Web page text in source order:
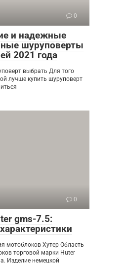
0
и надежные
шуруповерты
2021 года
выбрать Для того
лучше купить шуруповерт
0
gms-7.5:
мотоблоков Хутер Область
торговой марки Huter
Изделие немецкой